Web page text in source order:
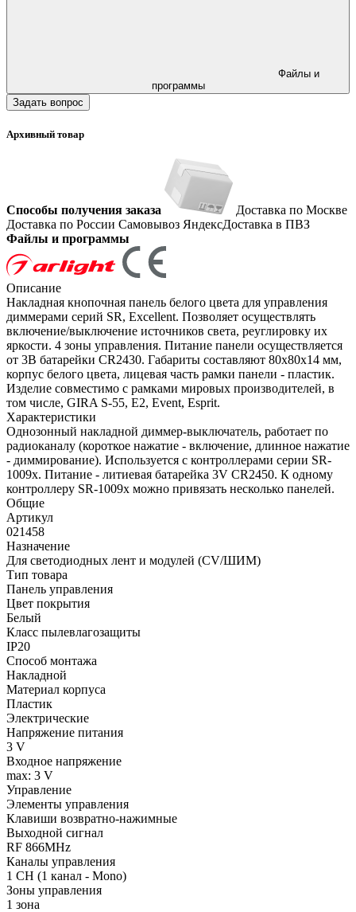
программы
Задать вопрос
Архивный товар
Способы получения заказа
Доставка по Москве
Доставка по России Самовывоз ЯндексДоставка в ПВЗ
Файлы и программы
Описание
Накладная кнопочная панель белого цвета для управления
диммерами серий SR, Excellent. Позволяет осуществлять
включение/выключение источников света, реуглировку их
яркости. 4 зоны управления. Питание панели осуществляется
от 3В батарейки CR2430. Габариты составляют 80x80x14 мм,
корпус белого цвета, лицевая часть рамки панели - пластик.
Изделие совместимо с рамками мировых производителей, в
том числе, GIRA S-55, E2, Event, Esprit.
Характеристики
Однозонный накладной диммер-выключатель, работает по
радиоканалу (короткое нажатие - включение, длинное нажатие
- диммирование). Используется с контроллерами серии SR-
1009х. Питание - литиевая батарейка 3V CR2450. К одному
контроллеру SR-1009х можно привязать несколько панелей.
Общие
Артикул
021458
Назначение
Для светодиодных лент и модулей (CV/ШИМ)
Тип товара
Панель управления
Цвет покрытия
Белый
Класс пылевлагозащиты
IP20
Способ монтажа
Накладной
Материал корпуса
Пластик
Электрические
Напряжение питания
3 V
Входное напряжение
max: 3 V
Управление
Элементы управления
Клавиши возвратно-нажимные
Выходной сигнал
RF 866MHz
Каналы управления
1 CH (1 канал - Mono)
Зоны управления
1 зона